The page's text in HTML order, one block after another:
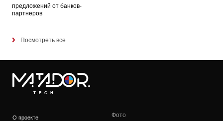
предложений от банков-
партнеров
Посмотреть все
TECH
О проекте
Фото